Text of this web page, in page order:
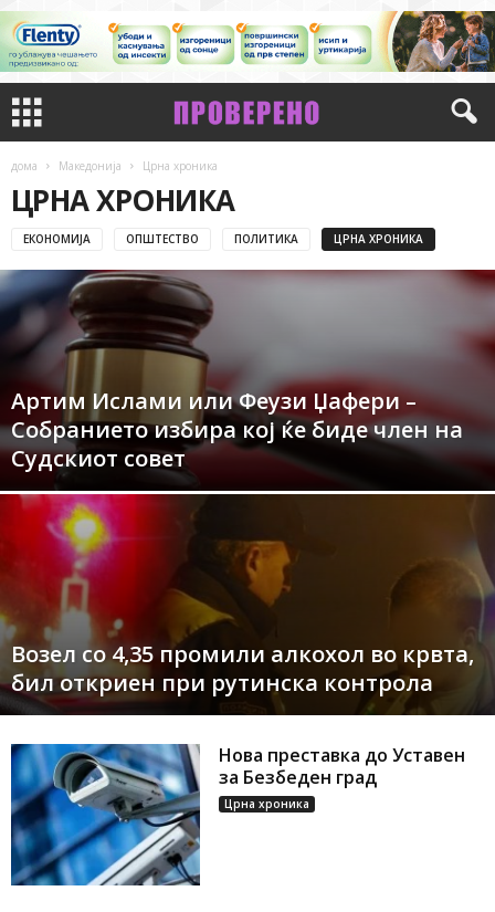
дома Македонија Црна хроника
ЦРНА ХРОНИКА
ЕКОНОМИЈА ОПШТЕСТВО ПОЛИТИКА ЦРНА ХРОНИКА
Артим Ислами или Феузи Џафери –
Собранието избира кој ќе биде член на
Судскиот совет
Возел со 4,35 промили алкохол во крвта,
бил откриен при рутинска контрола
Нова преставка до Уставен
за Безбеден град
Црна хроника